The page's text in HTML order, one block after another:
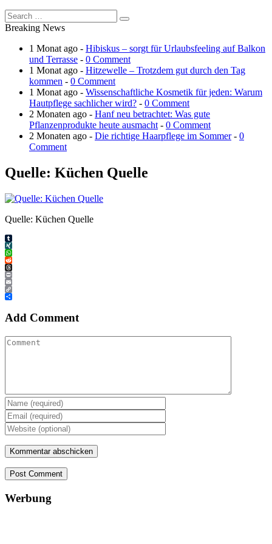
Breaking News
1 Monat ago - Hibiskus – sorgt für Urlaubsfeeling auf Balkon
und Terrasse - 0 Comment
1 Monat ago - Hitzewelle – Trotzdem gut durch den Tag
kommen - 0 Comment
1 Monat ago - Wissenschaftliche Kosmetik für jeden: Warum
Hautpflege sachlicher wird? - 0 Comment
2 Monaten ago - Hanf neu betrachtet: Was gute
Pflanzenprodukte heute ausmacht - 0 Comment
2 Monaten ago - Die richtige Haarpflege im Sommer- 0
Comment
Quelle: Küchen Quelle
Quelle: Küchen Quelle
Tumblr
XING
WhatsApp
Reddit
Threads
Print
Email
Copy
Link
Teilen
Add Comment
Post Comment
Werbung